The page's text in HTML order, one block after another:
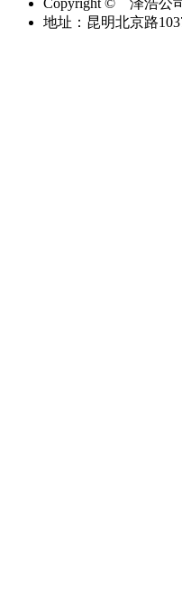
Copyright © 泽浩公
地址：昆明北京路